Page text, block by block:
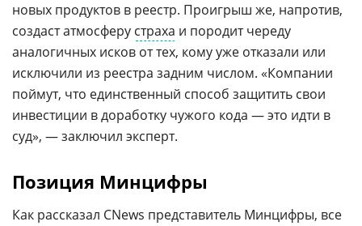
новых продуктов в реестр. Проигрыш же, напротив,
создаст атмосферу страха и породит череду
аналогичных исков от тех, кому уже отказали или
исключили из реестра задним числом. «Компании
поймут, что единственный способ защитить свои
инвестиции в доработку чужого кода — это идти в
суд», — заключил эксперт.
Позиция Минцифры
Как рассказал CNews представитель Минцифры, все